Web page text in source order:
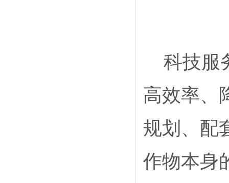
科技服
高效率、
规划、配
作物本身